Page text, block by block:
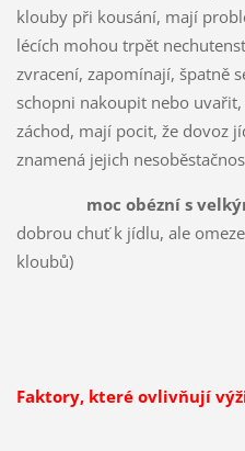
klouby při kousání, mají
lécích mohou trpět
zvracení, zapomínají, špatně
schopni nakoupit nebo
záchod, mají pocit, že dovoz
znamená jejich
moc obézní s
dobrou chuť k jídlu, ale
kloubů)
Faktory, které ovlivňují